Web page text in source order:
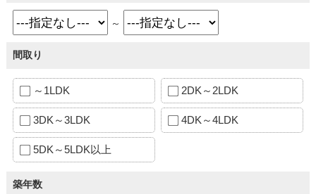
～
間取り
～1LDK 2DK～2LDK
3DK～3LDK 4DK～4LDK
5DK～5LDK以上
築年数